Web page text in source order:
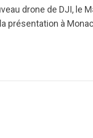
drone de DJI, le
présentation à